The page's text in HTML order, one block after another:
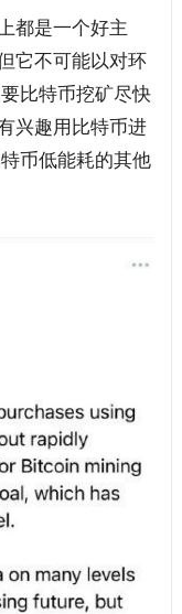
都是一个好主
它不可能以对环
比特币挖矿尽快
兴趣用比特币进
币低能耗的其他